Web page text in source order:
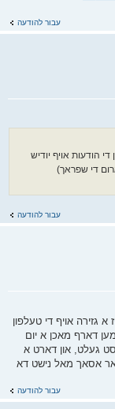
עבור להודעה
הודעות אויף יודיש
די שפראך)
עבור להודעה
א גזירה אויף די טעלפון
דארף מאכן א יום
געלט, און דארט א
אסאך מאל נישט דא
עבור להודעה